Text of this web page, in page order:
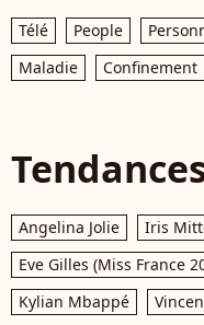
Télé People
Maladie
Confinement
Angelina Jolie Iris
Eve Gilles (Miss France
Kylian Mbappé